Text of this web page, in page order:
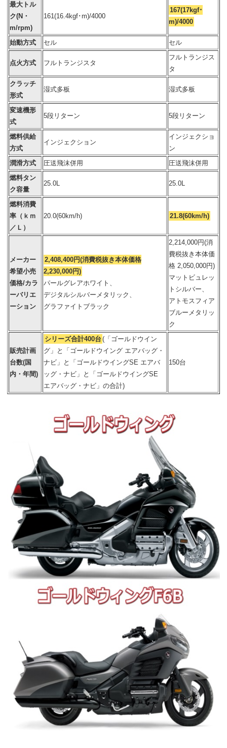
最大トル
ク(N・
m/rpm)
161(16.4kgf･m)/4000
167(17kgf･
m)/4000
始動方式 セル セル
点火方式 フルトランジスタ
フルトランジス
タ
クラッチ
形式
湿式多板 湿式多板
変速機形
式
5段リターン 5段リターン
燃料供給
方式
インジェクション
インジェクショ
ン
潤滑方式
圧送飛沫併用
圧送飛沫併用
燃料タン
ク容量
25.0L 25.0L
燃料消費
率（ｋｍ
／Ｌ）
20.0(60km/h) 21.8(60km/h)
メーカー
希望小売
価格/カラ
ーバリエ
ーション
2,408,400円(消費税抜き本体価格
2,230,000円)
パールグレアホワイト、
デジタルシルバーメタリック、
グラファイトブラック
2,214,000円(消
費税抜き本体価
格 2,050,000円)
マットビュレッ
トシルバー、
アトモスフィア
ブルーメタリッ
ク
販売計画
台数(国
内・年間)
シリーズ合計400台 (「ゴールドウイン
グ」と「ゴールドウイング エアバッグ・
ナビ」と「ゴールドウイングSE エアバ
ッグ・ナビ」と「ゴールドウイングSE
エアバッグ・ナビ」の合計)
150台